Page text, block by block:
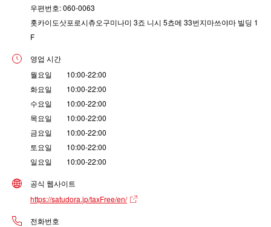
우편번호: 060-0063
홋카이도삿포로시츄오구미나미 3죠 니시 5쵸메 33번지마쓰야마 빌딩 1
F
영업 시간
월요일 10:00-22:00
화요일 10:00-22:00
수요일 10:00-22:00
목요일 10:00-22:00
금요일 10:00-22:00
토요일 10:00-22:00
일요일 10:00-22:00
공식 웹사이트
https://satudora.jp/taxFree/en/
전화번호